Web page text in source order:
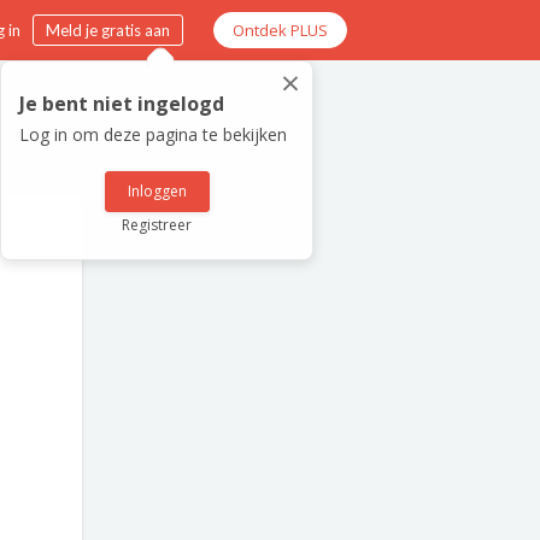
in Meld je gratis aan Ontdek PLUS
×
Je bent niet ingelogd
Log in om deze pagina te bekijken
Inloggen
Registreer